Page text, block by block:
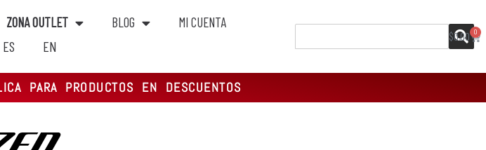
ZONA OUTLET BLOG
MI CUENTA
ES EN
$0.00 0
PARA PRODUCTOS EN DESCUENTOS